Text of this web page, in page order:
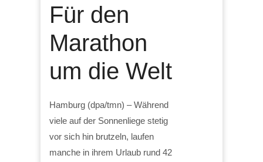
Für den
Marathon
um die Welt
Hamburg (dpa/tmn) – Während
viele auf der Sonnenliege stetig
vor sich hin brutzeln, laufen
manche in ihrem Urlaub rund 42